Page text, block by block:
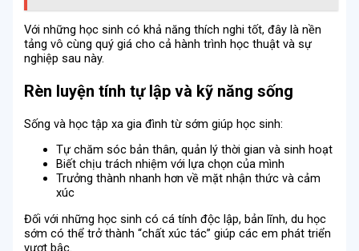
Với những học sinh có khả năng thích nghi tốt, đây là nền
tảng vô cùng quý giá cho cả hành trình học thuật và sự
nghiệp sau này.
Rèn luyện tính tự lập và kỹ năng sống
Sống và học tập xa gia đình từ sớm giúp học sinh:
Tự chăm sóc bản thân, quản lý thời gian và sinh hoạt
Biết chịu trách nhiệm với lựa chọn của mình
Trưởng thành nhanh hơn về mặt nhận thức và cảm
xúc
Đối với những học sinh có cá tính độc lập, bản lĩnh, du học
sớm có thể trở thành “chất xúc tác” giúp các em phát triển
vượt bậc.